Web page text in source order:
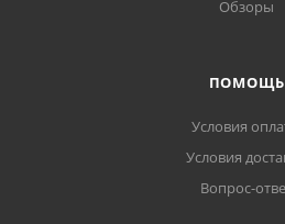
Обзоры
ПОМОЩЬ
Условия
Условия
Вопрос-